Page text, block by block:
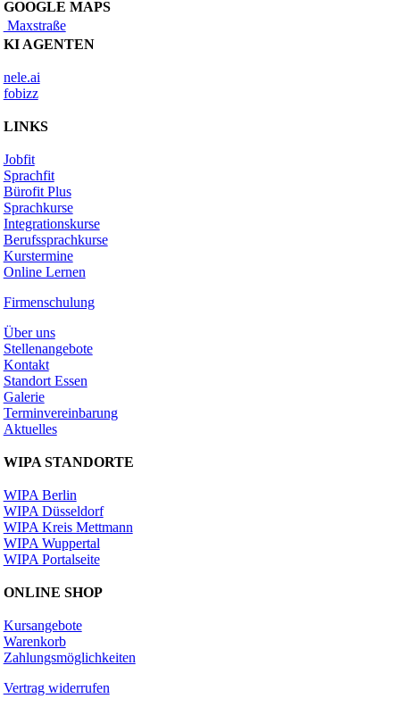
GOOGLE MAPS
Maxstraße
KI AGENTEN
nele.ai
fobizz
LINKS
Jobfit
Sprachfit
Bürofit Plus
Sprachkurse
Integrationskurse
Berufssprachkurse
Kurstermine
Online Lernen
Firmenschulung
Über uns
Stellenangebote
Kontakt
Standort Essen
Galerie
Terminvereinbarung
Aktuelles
WIPA STANDORTE
WIPA Berlin
WIPA Düsseldorf
WIPA Kreis Mettmann
WIPA Wuppertal
WIPA Portalseite
ONLINE SHOP
Kursangebote
Warenkorb
Zahlungsmöglichkeiten
Vertrag widerrufen